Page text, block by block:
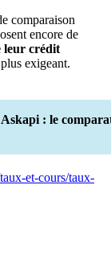
comparaison
encore de
leur crédit
exigeant.
Askapi : le
et-cours/taux-